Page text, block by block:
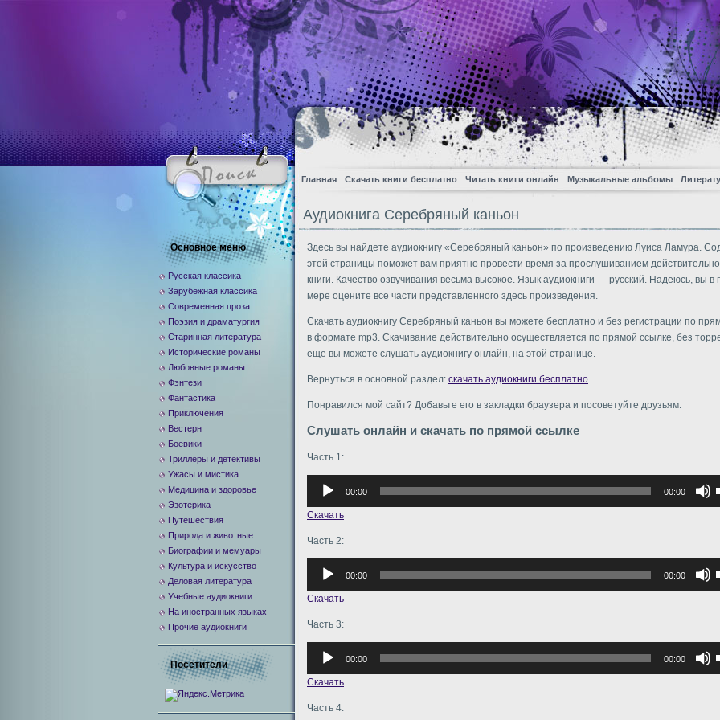
Главная Скачать книги бесплатно Читать книги онлайн Музыкальные альбомы
Аудиокнига Серебряный каньон
Здесь вы найдете аудиокнигу «Серебряный каньон» по произведению Луиса Ламура.
этой страницы поможет вам приятно провести время за прослушиванием
книги. Качество озвучивания весьма высокое. Язык аудиокниги — русский. Надеюсь, вы в
мере оцените все части представленного здесь произведения.
Скачать аудиокнигу Серебряный каньон вы можете бесплатно и без регистрации по
в формате mp3. Скачивание действительно осуществляется по прямой ссылке, без
еще вы можете слушать аудиокнигу онлайн, на этой странице.
Вернуться в основной раздел: скачать аудиокниги бесплатно.
Понравился мой сайт? Добавьте его в закладки браузера и посоветуйте друзьям.
Слушать онлайн и скачать по прямой ссылке
Часть 1:
Аудиоплеер
00:00 00:00
Скачать
Часть 2:
Аудиоплеер
00:00 00:00
Скачать
Часть 3:
Аудиоплеер
00:00 00:00
Скачать
Часть 4:
Основное меню
Русская классика
Зарубежная классика
Современная проза
Поэзия и драматургия
Старинная литература
Исторические романы
Любовные романы
Фэнтези
Фантастика
Приключения
Вестерн
Боевики
Триллеры и детективы
Ужасы и мистика
Медицина и здоровье
Эзотерика
Путешествия
Природа и животные
Биографии и мемуары
Культура и искусство
Деловая литература
Учебные аудиокниги
На иностранных языках
Прочие аудиокниги
Посетители